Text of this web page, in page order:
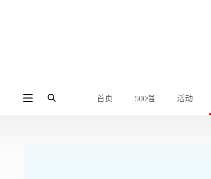
首页 500强 活动